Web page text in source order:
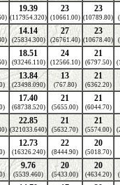
19.39
(117954.320)
23
(10661.00)
23
(10789.80)
14.14
(25834.300)
27
(26761.40)
23
(10678.40)
18.51
(93246.110)
24
(12566.10)
21
(6797.50)
13.84
(23498.090)
13
(767.80)
21
(6362.20)
17.40
(68738.520)
21
(5655.00)
21
(6044.70)
22.85
(321033.640)
21
(5632.70)
21
(5574.00)
12.73
(16326.240)
22
(8444.90)
20
(5018.70)
9.76
(5539.460)
20
(5433.00)
20
(4634.20)